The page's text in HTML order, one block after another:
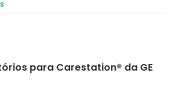
para Carestation® da GE